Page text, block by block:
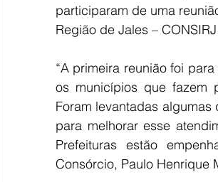
participaram de uma
Região de Jales –
“A primeira reunião foi
os municípios que fazem
Foram levantadas
para melhorar esse
Prefeituras estão
Consórcio, Paulo Henrique